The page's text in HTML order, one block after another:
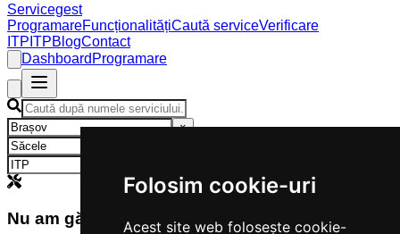
Folosim cookie-uri
Acest site web folosește cookie-
Servicegest
ProgramareFuncționalitățiCaută serviceVerificare
ITP ITPBlogContact
Dashboard Programare
×
Nu am găsit servicii